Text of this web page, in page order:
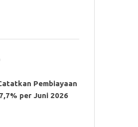
Pembiayaan
per Juni 2026